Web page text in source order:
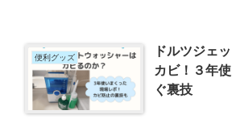
便利グッズ
ドルツジェ
カビ！３年
ぐ裏技